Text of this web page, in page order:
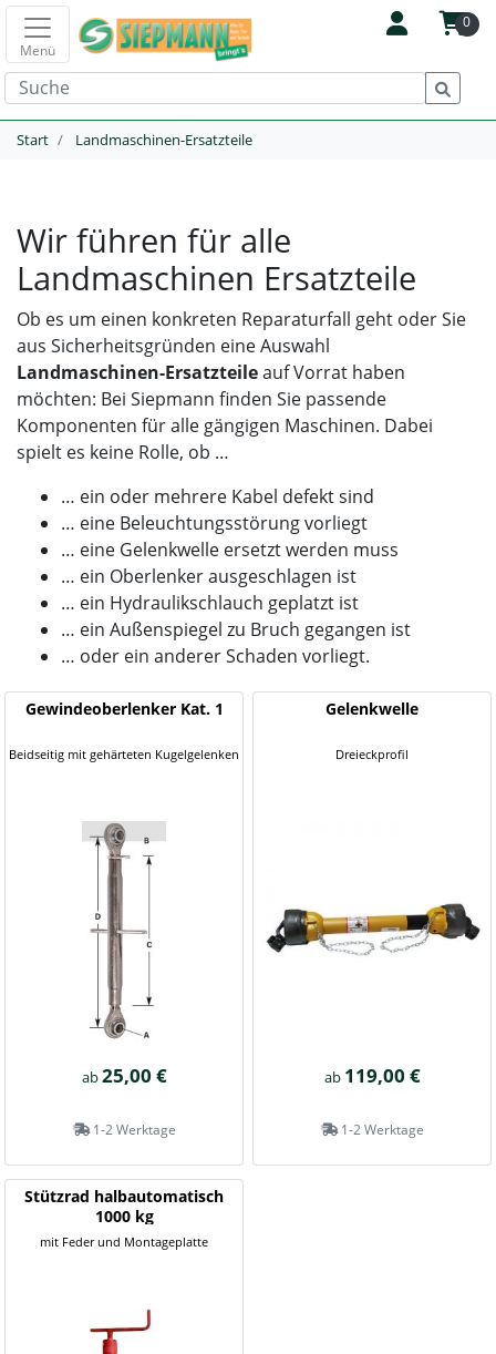
0
Menü
Start Landmaschinen-Ersatzteile
Wir führen für alle
Landmaschinen Ersatzteile
Ob es um einen konkreten Reparaturfall geht oder Sie
aus Sicherheitsgründen eine Auswahl
Landmaschinen-Ersatzteileauf Vorrat haben
möchten: Bei Siepmann finden Sie passende
Komponenten für alle gängigen Maschinen. Dabei
spielt es keine Rolle, ob …
… ein oder mehrere Kabel defekt sind
… eine Beleuchtungsstörung vorliegt
… eine Gelenkwelle ersetzt werden muss
… ein Oberlenker ausgeschlagen ist
… ein Hydraulikschlauch geplatzt ist
… ein Außenspiegel zu Bruch gegangen ist
… oder ein anderer Schaden vorliegt.
Gewindeoberlenker Kat. 1
Beidseitig mit gehärteten Kugelgelenken
ab25,00 €
1-2 Werktage
Gelenkwelle
Dreieckprofil
ab 119,00 €
1-2 Werktage
Stützrad halbautomatisch
1000 kg
mit Feder und Montageplatte